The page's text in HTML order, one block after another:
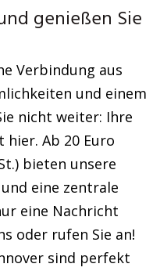
genießen Sie
Verbindung aus
und einem
nicht weiter: Ihre
Ab 20 Euro
bieten unsere
eine zentrale
eine Nachricht
oder rufen Sie an!
sind perfekt